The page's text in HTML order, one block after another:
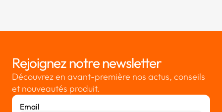
Rejoignez notre newsletter
Découvrez en avant-première nos actus, conseils
et nouveautés produit.
Email